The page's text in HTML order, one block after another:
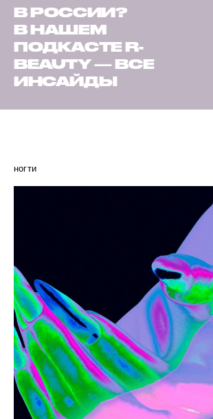
В РОССИИ?
В НАШЕМ
ПОДКАСТЕ R-
BEAUTY — ВСЕ
ИНСАЙДЫ
ногти